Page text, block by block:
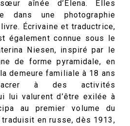
aînée d’Elena. Elles
dans une photographie
Écrivaine et traductrice,
également connue sous le
Niesen, inspiré par le
de forme pyramidale, en
demeure familiale à 18 ans
à des activités
lui valurent d’être exilée à
au premier volume du
traduisit en russe, dès 1913,